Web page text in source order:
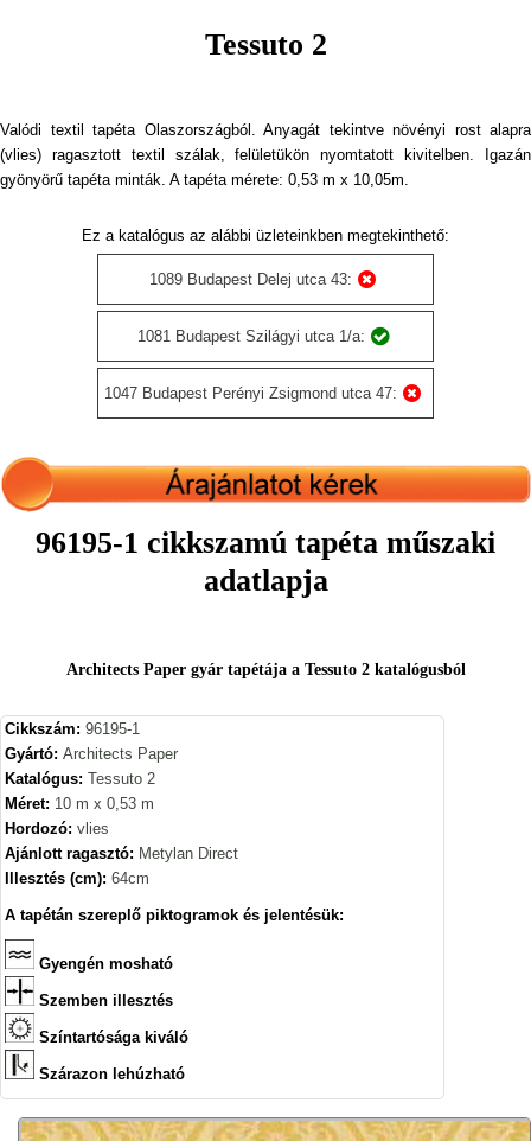
Tessuto 2
Valódi textil tapéta Olaszországból. Anyagát tekintve növényi rost alapra
(vlies) ragasztott textil szálak, felületükön nyomtatott kivitelben. Igazán
gyönyörű tapéta minták. A tapéta mérete: 0,53 m x 10,05m.
Ez a katalógus az alábbi üzleteinkben megtekinthető:
1089 Budapest Delej utca 43:
1081 Budapest Szilágyi utca 1/a:
1047 Budapest Perényi Zsigmond utca 47:
96195-1 cikkszamú tapéta műszaki
adatlapja
Architects Paper gyár tapétája a Tessuto 2 katalógusból
Cikkszám: 96195-1
Gyártó: Architects Paper
Katalógus: Tessuto 2
Méret: 10 m x 0,53 m
Hordozó: vlies
Ajánlott ragasztó: Metylan Direct
Illesztés (cm): 64cm
A tapétán szereplő piktogramok és jelentésük:
Gyengén mosható
Szemben illesztés
Színtartósága kiváló
Szárazon lehúzható